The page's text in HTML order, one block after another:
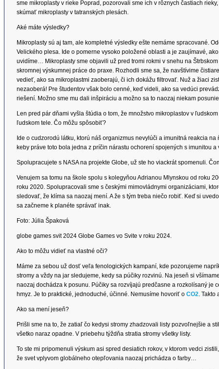
sme mikroplasty v rieke Poprad, pozorovali sme ich v rôznych častiach
skúmať mikroplasty v tatranských plesách.
Aké máte výsledky?
Mikroplasty sú aj tam, ale kompletné výsledky ešte nemáme spracované.
Velického plesa. Ide o pomerne vysoko položené oblasti a je zaujímavé,
uvidíme… Mikroplasty sme objavili už pred tromi rokmi v snehu na
skromnej výskumnej práce do praxe. Rozhodli sme sa, že navštívime
vedieť, ako sa mikroplastmi zaoberajú, či ich dokážu filtrovať. Nuž a žiaci
nezaoberá! Pre študentov však bolo cenné, keď videli, ako sa vedúci
riešení. Možno sme mu dali inšpiráciu a možno sa to naozaj niekam
Len pred pár dňami vyšla štúdia o tom, že množstvo mikroplastov v
ľudskom tele. Čo môžu spôsobiť?
Ide o cudzorodú látku, ktorú náš organizmus nevylúči a imunitná reakcia
keby práve toto bola jedna z príčin nárastu ochorení spojených s imunitou
Spolupracujete s NASA na projekte Globe, už ste ho viackrát spomenuli.
Venujem sa tomu na škole spolu s kolegyňou Adrianou Mlynskou od roku
roku 2020. Spolupracovali sme s českými mimovládnymi organizáciami,
sledovať, že klíma sa naozaj mení. A že s tým treba niečo robiť. Keď si
sa začneme k planéte správať inak.
Foto: Júlia Špaková
globe games svit 2024 Globe Games vo Svite v roku 2024.
Ako to môžu vidieť na vlastné oči?
Máme za sebou už dosť veľa fenologických kampaní, kde pozorujeme
stromy a vždy na jar sledujeme, kedy sa púčiky rozvinú. Na jeseň si
naozaj dochádza k posunu. Púčiky sa rozvíjajú predčasne a rozkolísaný je
hmyz. Je to praktické, jednoduché, účinné. Nemusíme hovoriť o CO2 .
Ako sa mení jeseň?
Prišli sme na to, že zatiaľ čo kedysi stromy zhadzovali listy pozvoľnejšie a
všetko naraz opadne. V priebehu týždňa stratia stromy všetky listy.
To ste mi pripomenuli výskum asi spred desiatich rokov, v ktorom vedci
že svet vplyvom globálneho otepľovania naozaj prichádza o farby…